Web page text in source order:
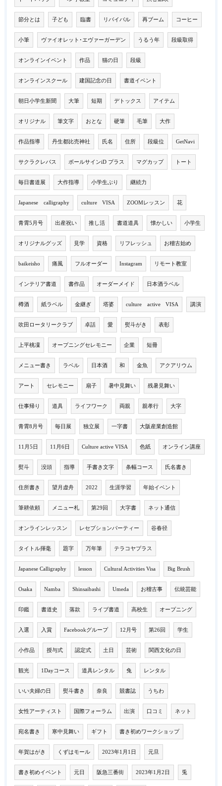
節分とは 子ども 臨書 リバイバル 再ブーム コーヒー
小筆 ヴァイオレット･エヴァーガーデン うるう年 段級取得
オンラインイベント 作品 猫の日 段級
オンラインスクール 建国記念の日 書道イベント
朝日小学生新聞 大筆 短期 デトックス アイテム
オリジナル 筆文字 おとな 硬筆 毛筆 大作
作品指導 丹生都比売神社 氏名 住所 段級位 GetNavi
サクラクレパス ボールサインiD プラス マグカップ トート
毎日書道展 大作指導 小学生ぶり 継続力
Japanese calligraphy culture VISA ZOOMレッスン 花
青霄5月号 出産祝い 推し活 書道道具 懐かしい 小学生
オリジナルグッズ 見学 資格 リフレッシュ お稽古始め
baikeisho 痛風 フルオーダー Instagram リモート教室
インテリア書道 書作品 オーダーメイド 日本酒ラベル
樽酒 紙ラベル 金継ぎ 塔婆 culture active VISA 講演
吹田ロータリークラブ 卓話 愛 熨斗がき 表彰
上平桃凜 オープニングセレモニー 企業 短冊
メニュー書き ラベル 日本酒 和 金魚 アクアリウム
アート セレモニー 扇子 暑中見舞い 残暑見舞い
仕事帰り 道具 ライフワーク 両親 親孝行 大字
青霄8月号 毎日展 独立展 一字書 大阪産業創造館
11月5日 11月6日 Culture active VISA 色紙 オンライン講座
熨斗 没頭 指導 手書き文字 条幅コース 氏名書き
住所書き 望月虚舟 2022 生涯学習 年始イベント
筆耕依頼 メニュー札 第29回 大字書 ネット通信
オンラインレッスン レセプションパーティー 谷春径
タイトル揮毫 題字 万年筆 テラコヤプラス
Japanese Calligraphy lesson Cultural Activities Visa Big Brush
Osaka Namba Shinsaibashi Umeda お稽古事 伝統芸能
印鑑 書道史 落款 ライブ書道 高校生 オープニング
入選 入賞 Facebookグループ 12月号 第26回 学生
小作品 授与式 認定式 土日 芸術 関西文化の日
観光 1Dayコース 道具レンタル 兔 レンタル
いい夫婦の日 熨斗書き 奈良 競書誌 うちわ
女性アーティスト 国際フォーラム 出演 口コミ ネット
宛名書き 寒中見舞い ギフト 書き初めワークショップ
年賀はがき くずはモール 2023年1月1日 元旦
書き初めイベント 元日 阪急三番街 2023年1月2日 兎